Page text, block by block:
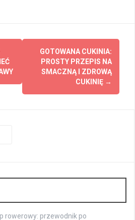
GOTOWANA CUKINIA:
PROSTY PRZEPIS NA
SMACZNĄ I ZDROWĄ
CUKINIĘ →
rowerowy: przewodnik po